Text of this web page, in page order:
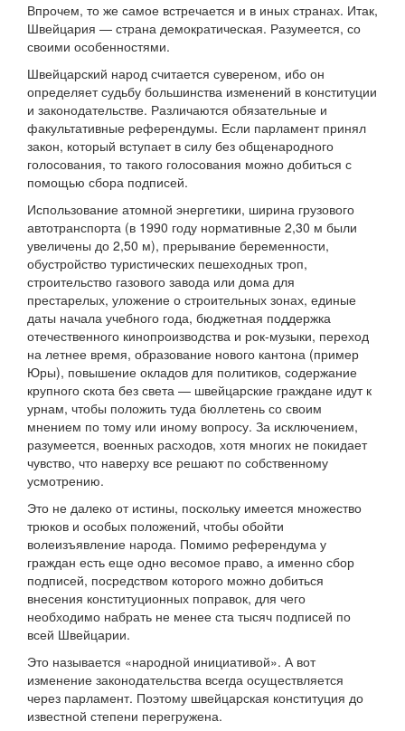
Впрочем, то же самое встречается и в иных странах. Итак,
Швейцария — страна демократическая. Разумеется, со
своими особенностями.
Швейцарский народ считается сувереном, ибо он
определяет судьбу большинства изменений в конституции
и законодательстве. Различаются обязательные и
факультативные референдумы. Если парламент принял
закон, который вступает в силу без общенародного
голосования, то такого голосования можно добиться с
помощью сбора подписей.
Использование атомной энергетики, ширина грузового
автотранспорта (в 1990 году нормативные 2,30 м были
увеличены до 2,50 м), прерывание беременности,
обустройство туристических пешеходных троп,
строительство газового завода или дома для
престарелых, уложение о строительных зонах, единые
даты начала учебного года, бюджетная поддержка
отечественного кинопроизводства и рок-музыки, переход
на летнее время, образование нового кантона (пример
Юры), повышение окладов для политиков, содержание
крупного скота без света — швейцарские граждане идут к
урнам, чтобы положить туда бюллетень со своим
мнением по тому или иному вопросу. За исключением,
разумеется, военных расходов, хотя многих не покидает
чувство, что наверху все решают по собственному
усмотрению.
Это не далеко от истины, поскольку имеется множество
трюков и особых положений, чтобы обойти
волеизъявление народа. Помимо референдума у
граждан есть еще одно весомое право, а именно сбор
подписей, посредством которого можно добиться
внесения конституционных поправок, для чего
необходимо набрать не менее ста тысяч подписей по
всей Швейцарии.
Это называется «народной инициативой». А вот
изменение законодательства всегда осуществляется
через парламент. Поэтому швейцарская конституция до
известной степени перегружена.